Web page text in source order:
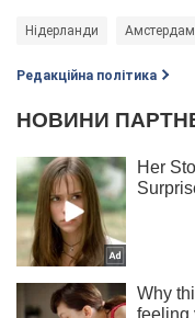
Нідерланди Амстердам
Редакційна політика